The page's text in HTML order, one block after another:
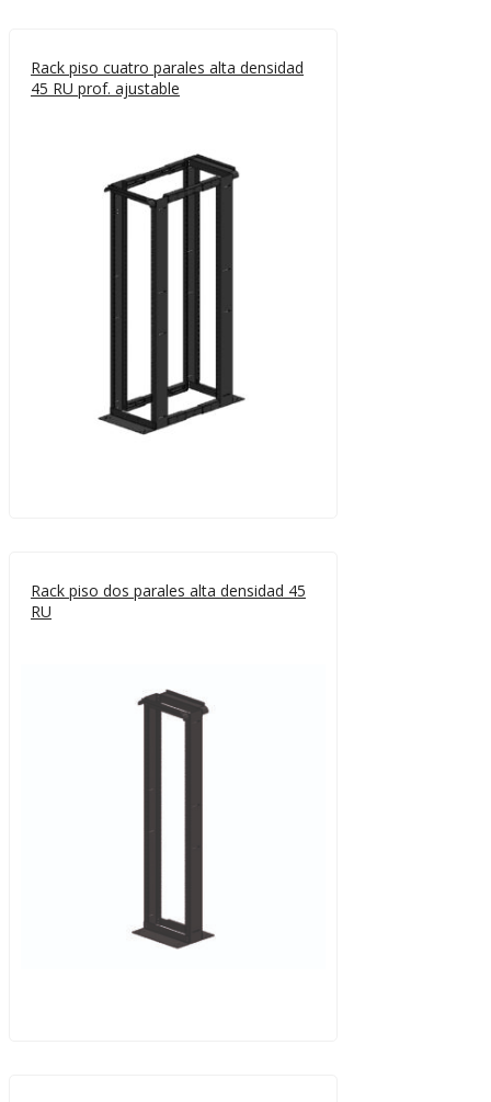
Rack piso cuatro parales alta densidad
45 RU prof. ajustable
Rack piso dos parales alta densidad 45
RU